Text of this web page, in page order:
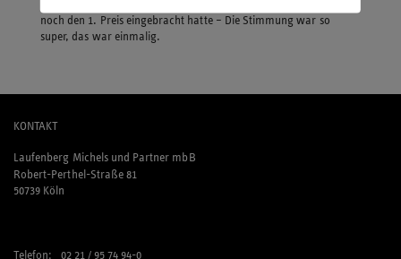
noch den 1. Preis eingebracht hatte – Die Stimmung war so
super, das war einmalig.
KONTAKT
Laufenberg Michels und Partner mbB
Robert-Perthel-Straße 81
50739 Köln
Telefon: 02 21 / 95 74 94-0